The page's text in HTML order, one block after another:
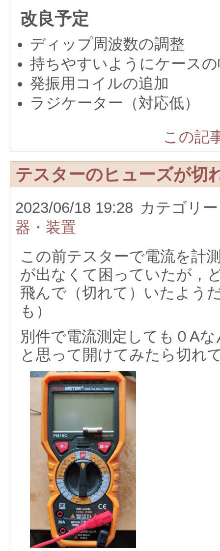
改良予定
ディップ周波数の調整
持ちやすいようにケース
発振用コイルの追加
ラジケーター（対応低）
この記
テスターのヒューズが切
2023/06/18 19:28 カテゴリ
器・装置
この前テスターで電流を計
が出なくて困っていたが，
飛んで（切れて）いたよう
も）
別件で電流測定しても０A
と思って開けてみたら切れ